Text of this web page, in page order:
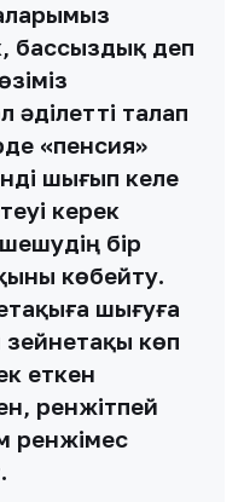
бассыздық деп
әділетті талап
«пенсия»
шығып келе
керек
бір
көбейту.
шығуға
зейнетақы көп
еткен
ренжітпей
ренжімес